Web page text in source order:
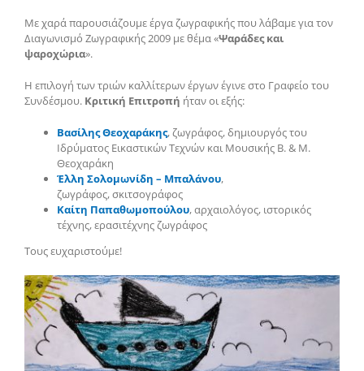
Με χαρά παρουσιάζουμε έργα ζωγραφικής που λάβαμε για τον
Διαγωνισμό Ζωγραφικής 2009 με θέμα «Ψαράδες και
ψαροχώρια».
Η επιλογή των τριών καλλίτερων έργων έγινε στο Γραφείο του
Συνδέσμου. Κριτική Επιτροπή ήταν οι εξής:
Βασίλης Θεοχαράκης, ζωγράφος, δημιουργός του
Ιδρύματος Εικαστικών Τεχνών και Μουσικής Β. & Μ.
Θεοχαράκη
Έλλη Σολομωνίδη – Μπαλάνου,
ζωγράφος, σκιτσογράφος
Καίτη Παπαθωμοπούλου, αρχαιολόγος, ιστορικός
τέχνης, ερασιτέχνης ζωγράφος
Τους ευχαριστούμε!